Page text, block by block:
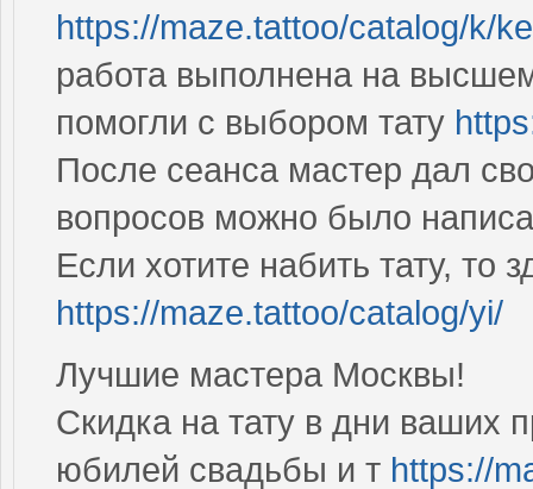
https://maze.tattoo/catalog/k/
работа выполнена на
помогли с выбором тату
После сеанса мастер дал
вопросов можно было
Если хотите набить тату, то
https://maze.tattoo/catalog/yi/
Лучшие мастера Москвы!
Скидка на тату в дни ваших
юбилей свадьбы и т https://